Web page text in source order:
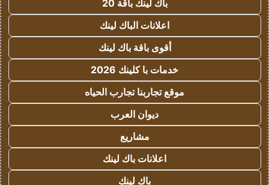
باك لينك باقة 20
اعلانات الباك لينك
أقوى باقة باك لينك
خدمات با كلينك 2026
موقع تجاربنا تجارب الحياه
ديوان العرب
مشاريع
اعلانات باك لينك
باك لينك